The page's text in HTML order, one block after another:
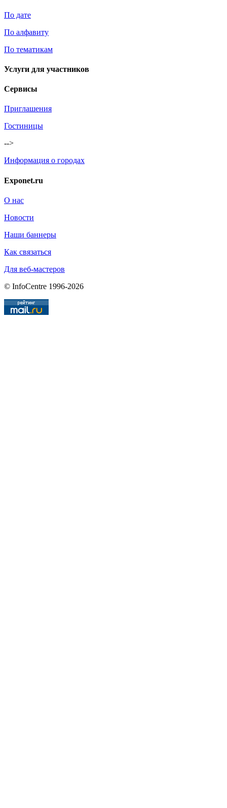
По дате
По алфавиту
По тематикам
Услуги для участников
Сервисы
Приглашения
Гостиницы
-->
Информация о городах
Exponet.ru
О нас
Новости
Наши баннеры
Как связаться
Для веб-мастеров
© InfoCentre 1996-2026